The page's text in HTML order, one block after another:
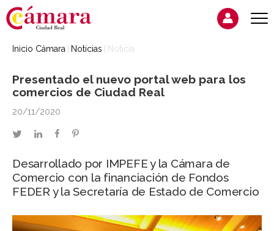
Inicio Cámara Noticias Noticia
Presentado el nuevo portal web para los
comercios de Ciudad Real
20/11/2020
twitterlinkedinfacebookpinterest
Desarrollado por IMPEFE y la Cámara de
Comercio con la financiación de Fondos
FEDER y la Secretaría de Estado de Comercio